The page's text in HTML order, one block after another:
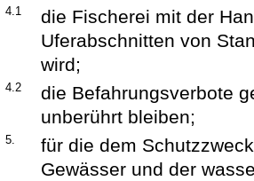
4.1
die Fischerei mit der
Uferabschnitten von
wird;
4.2
die Befahrungsverbote
unberührt bleiben;
5.
für die dem
Gewässer und der